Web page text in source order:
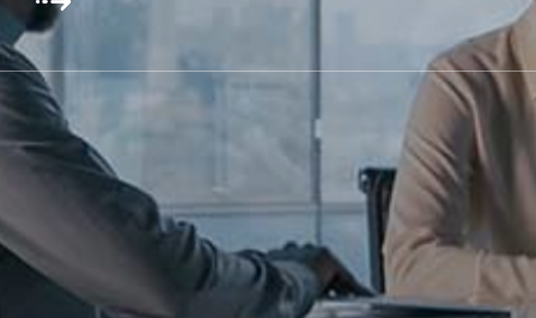
Suficientemente jóvenes, suficientemente experimentados.
Sabemos lo que buscan las empresas y nos enfocamos en
brindar resultados, ofreciendo un alto valor agregado a sus
necesidades. Nos gusta crear relaciones de largo plazo.